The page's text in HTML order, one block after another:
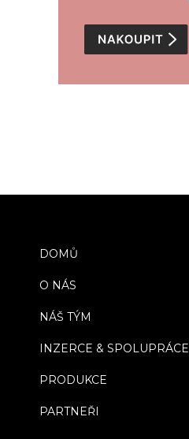
DOMŮ
O NÁS
NÁŠ TÝM
INZERCE & SPOLUPRÁCE
PRODUKCE
PARTNEŘI